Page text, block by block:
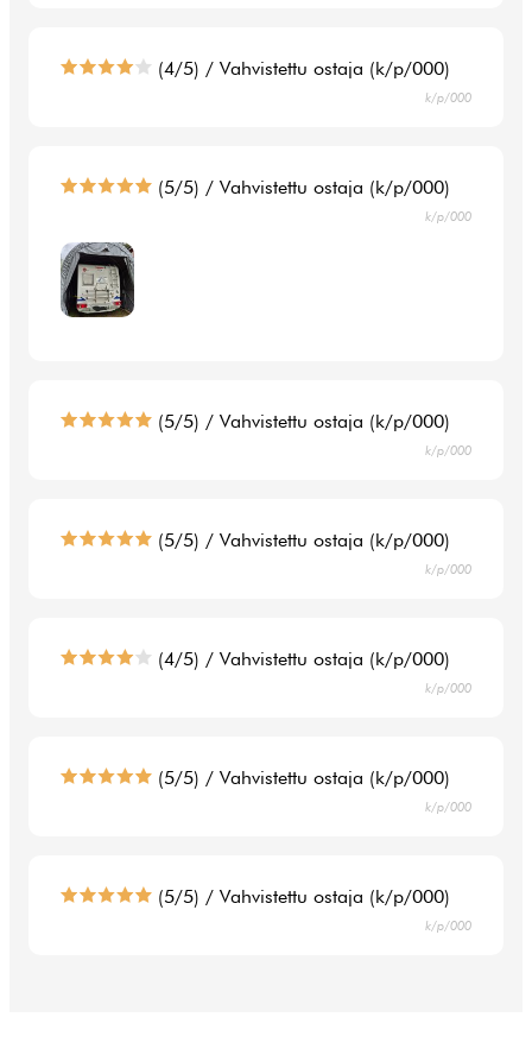
(4/5) / Vahvistettu ostaja (k/p/000)
k/p/000
(5/5) / Vahvistettu ostaja (k/p/000)
k/p/000
(5/5) / Vahvistettu ostaja (k/p/000)
k/p/000
(5/5) / Vahvistettu ostaja (k/p/000)
k/p/000
(4/5) / Vahvistettu ostaja (k/p/000)
k/p/000
(5/5) / Vahvistettu ostaja (k/p/000)
k/p/000
(5/5) / Vahvistettu ostaja (k/p/000)
k/p/000